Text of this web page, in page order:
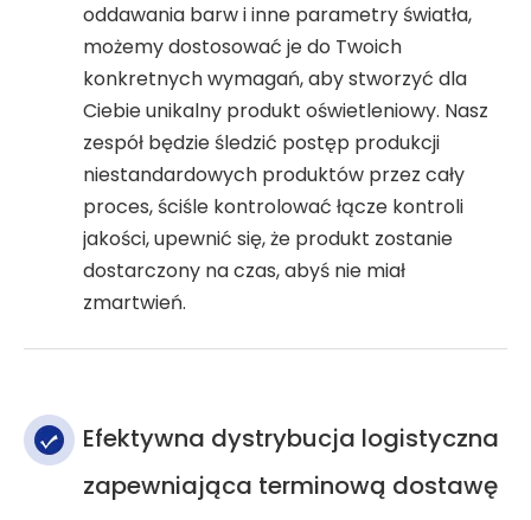
oddawania barw i inne parametry światła,
możemy dostosować je do Twoich
konkretnych wymagań, aby stworzyć dla
Ciebie unikalny produkt oświetleniowy. Nasz
zespół będzie śledzić postęp produkcji
niestandardowych produktów przez cały
proces, ściśle kontrolować łącze kontroli
jakości, upewnić się, że produkt zostanie
dostarczony na czas, abyś nie miał
zmartwień.
Efektywna dystrybucja logistyczna
zapewniająca terminową dostawę